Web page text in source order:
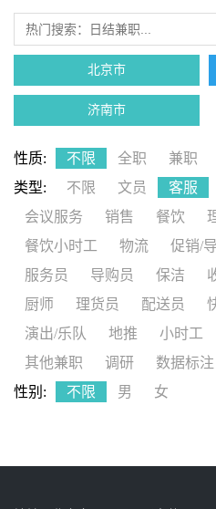
北京市
济南市
性质: 不限 全职
兼职
类型:
不限 文员 客服
会议服务
销售 餐饮
餐饮小时工
物流 促销/
服务员
导购员 保洁
厨师
理货员 配送员
演出/乐队
地推 小时工
其他兼职
调研
数据标注
性别:
不限 男 女